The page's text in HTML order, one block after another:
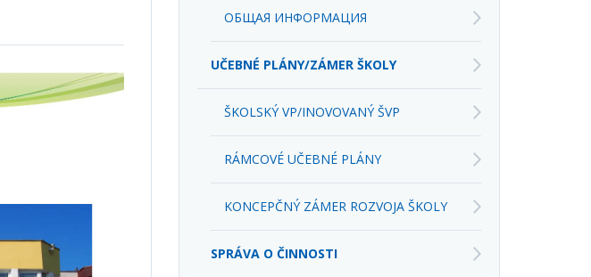
UČEBNÉ PLÁNY/ZÁMER ŠKOLY
ŠKOLSKÝ VP/INOVOVANÝ ŠVP
RÁMCOVÉ UČEBNÉ PLÁNY
KONCEPČNÝ ZÁMER ROZVOJA ŠKOLY
SPRÁVA O ČINNOSTI
INTERNÉ PREDPISY, SMERNICE